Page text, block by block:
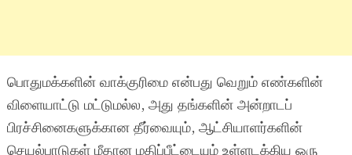
பொதுமக்களின் வாக்குரிமை என்பது வெறும் எண்களின்
விளையாட்டு மட்டுமல்ல, அது தங்களின் அன்றாடப்
பிரச்சினைகளுக்கான தீர்வையும், ஆட்சியாளர்களின்